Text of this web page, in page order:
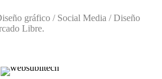
gráfico / Social Media / Diseño
Libre.